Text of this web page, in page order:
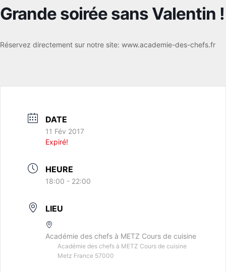
Grande soirée sans Valentin !
Réservez directement sur notre site: www.academie-des-chefs.fr
DATE
11 Fév 2017
Expiré!
HEURE
18:00 - 22:00
LIEU
Académie des chefs à METZ Cours de cuisine
Académie des chefs à METZ Cours de cuisine
Metz France 57000